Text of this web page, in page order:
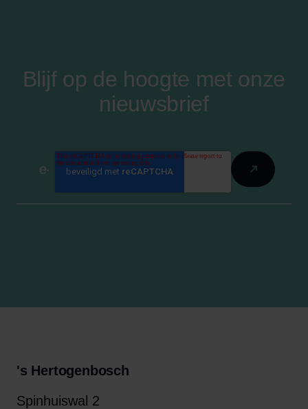
Blijf op de hoogte met onze
nieuwsbrief
's Hertogenbosch
Spinhuiswal 2